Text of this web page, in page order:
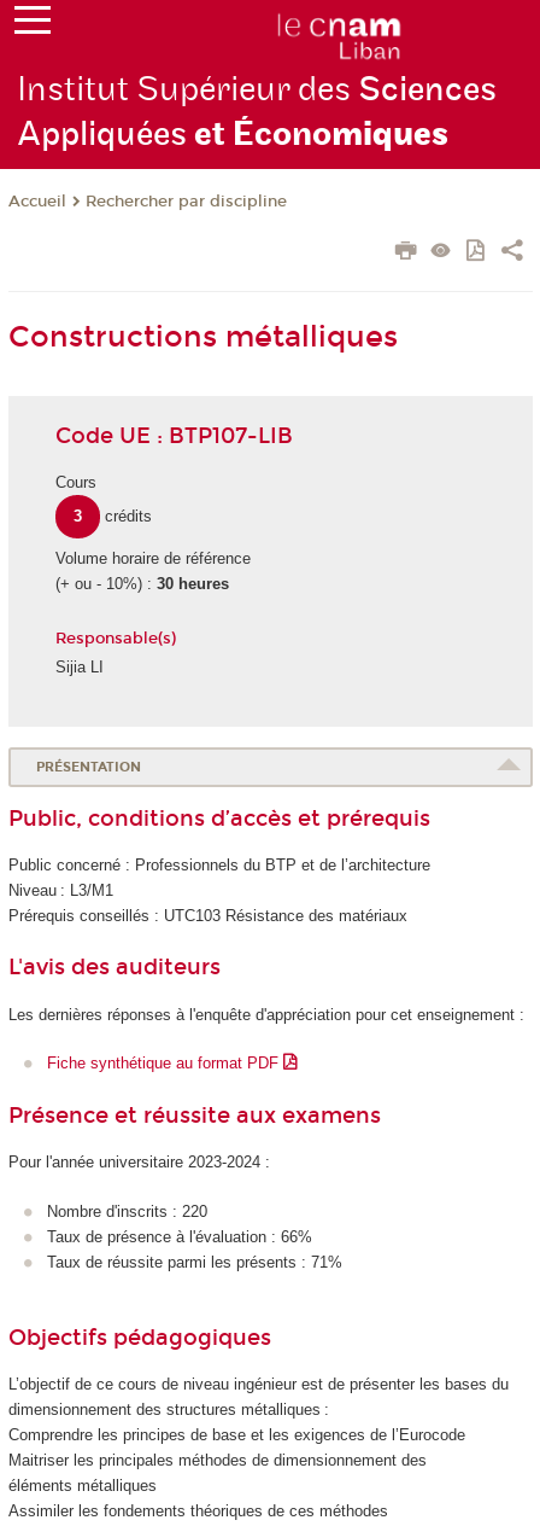
Institut Supérieur des Sciences
Appliquéeset Économiques
Accueil Rechercher par discipline
Constructions métalliques
Code UE : BTP107-LIB
Cours
3
crédits
Volume horaire de référence
(+ ou - 10%) : 30 heures
Responsable(s)
Sijia LI
PRÉSENTATION
Public, conditions d’accès et prérequis
Public concerné : Professionnels du BTP et de l’architecture
Niveau : L3/M1
Prérequis conseillés : UTC103 Résistance des matériaux
L'avis des auditeurs
Les dernières réponses à l'enquête d'appréciation pour cet enseignement :
Fiche synthétique au format PDF
Présence et réussite aux examens
Pour l'année universitaire 2023-2024 :
Nombre d'inscrits : 220
Taux de présence à l'évaluation : 66%
Taux de réussite parmi les présents : 71%
Objectifs pédagogiques
L’objectif de ce cours de niveau ingénieur est de présenter les bases du
dimensionnement des structures métalliques :
Comprendre les principes de base et les exigences de l’Eurocode
Maitriser les principales méthodes de dimensionnement des
éléments métalliques
Assimiler les fondements théoriques de ces méthodes